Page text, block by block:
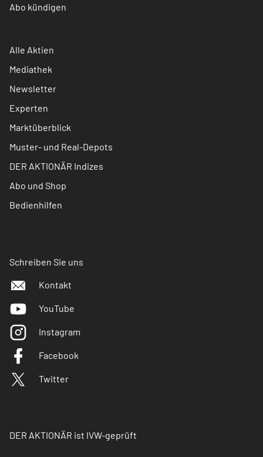
Abo kündigen
Alle Aktien
Mediathek
Newsletter
Experten
Marktüberblick
Muster- und Real-Depots
DER AKTIONÄR Indizes
Abo und Shop
Bedienhilfen
Schreiben Sie uns
Kontakt
YouTube
Instagram
Facebook
Twitter
DER AKTIONÄR ist IVW-geprüft